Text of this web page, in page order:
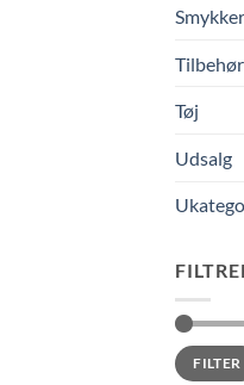
Smykker
Tilbehør
Tøj
Udsalg
Mindste
pris
Højeste
prisFILTER